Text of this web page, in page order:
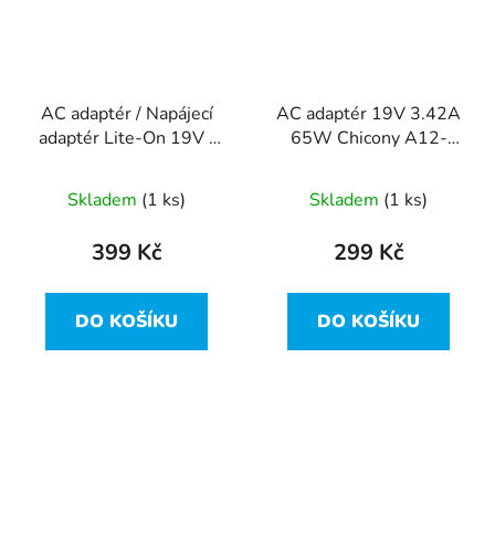
AC adaptér / Napájecí
adaptér Lite-On 19V /
1131-08
Skladem (1 ks)
399 Kč
DO KOŠÍKU
AC adaptér 19V 3.42A
65W Chicony A12-
Skladem (1 ks)
299 Kč
DO KOŠÍKU